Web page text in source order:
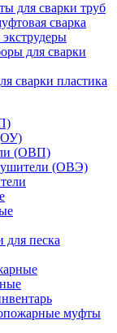
для сварки труб
сварка
для сварки
сварки пластика
(ОВП)
(ОВЭ)
песка
муфты